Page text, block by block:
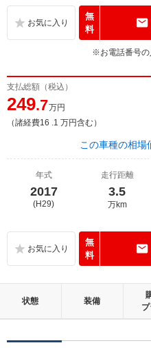
無
料
※お電話番号の
支払総額（税込）
249.7万円
（諸経費16 .1 万円含む）
この車種の相場
年式
2017
(H29)
走行距離
3.5
万km
無
料
状態 装備